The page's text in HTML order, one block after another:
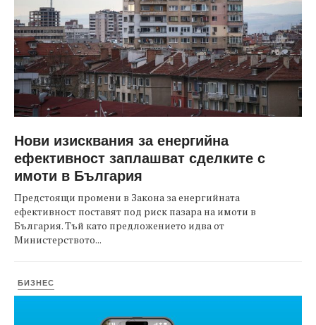
Нови изисквания за енергийна
ефективност заплашват сделките с
имоти в България
Предстоящи промени в Закона за енергийната
ефективност поставят под риск пазара на имоти в
България. Тъй като предложението идва от
Министерството...
БИЗНЕС